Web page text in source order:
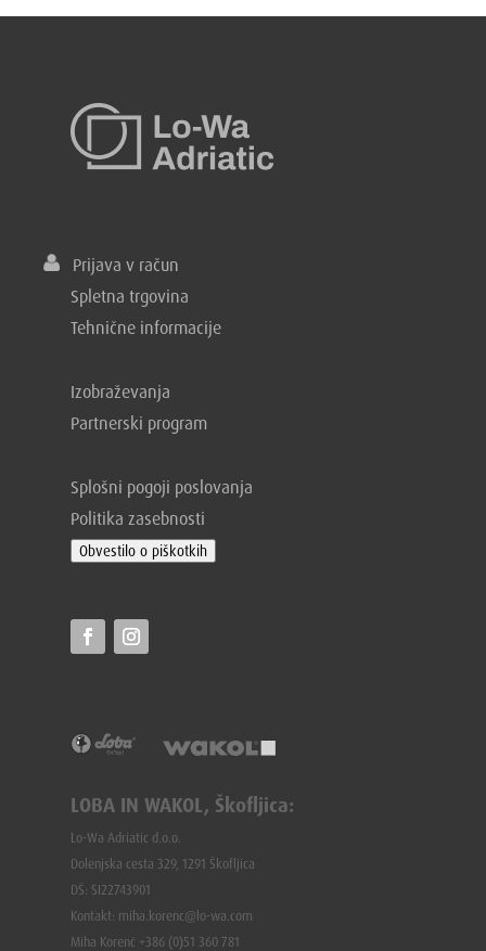
Prijava v račun
Spletna trgovina
Tehnične informacije
Izobraževanja
Partnerski program
Splošni pogoji poslovanja
Politika zasebnosti
Obvestilo o piškotkih
LOBA IN WAKOL, Škofljica:
Lo-Wa Adriatic d.o.o.
Dolenjska cesta 329, 1291 Škofljica
DŠ: SI22743901
Kontakt: miha.korenc@lo-wa.com
Miha Korenč +386 (0)51 360 781